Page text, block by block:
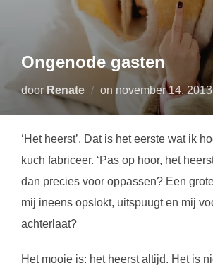
Ongenode gasten
door Renate onGeplaatst
op
november 14, 2013
‘Het heerst’. Dat is het eerste wat ik
kuch fabriceer. ‘Pas op hoor, het
dan precies voor oppassen? Een
mij ineens opslokt, uitspuugt en mij
achterlaat?
Het mooie is: het heerst altijd. Het is